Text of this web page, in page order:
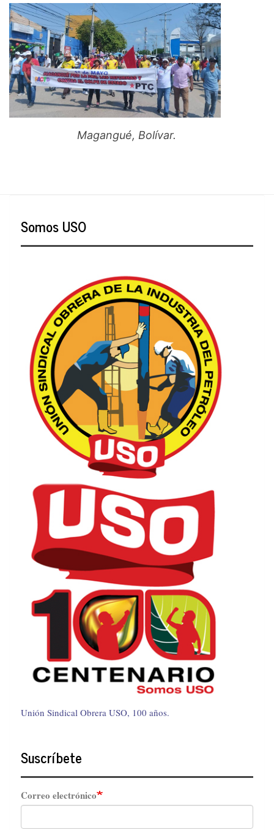
Magangué, Bolívar.
Somos USO
Unión Sindical Obrera USO, 100 años.
Suscríbete
Correo electrónico